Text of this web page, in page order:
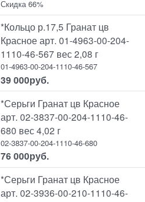
Скидка 66%
*Кольцо р.17,5 Гранат цв
Красное арт. 01-4963-00-204-
1110-46-567 вес 2,08 г
01-4963-00-204-1110-46-567
39 000руб.
*Серьги Гранат цв Красное
арт. 02-3837-00-204-1110-46-
680 вес 4,02 г
02-3837-00-204-1110-46-680
76 000руб.
*Серьги Гранат цв Красное
арт. 02-3936-00-210-1110-46-